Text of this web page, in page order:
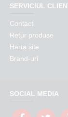
SERVICIUL
Contact
Retur produse
Harta site
Brand-uri
SOCIAL MEDIA